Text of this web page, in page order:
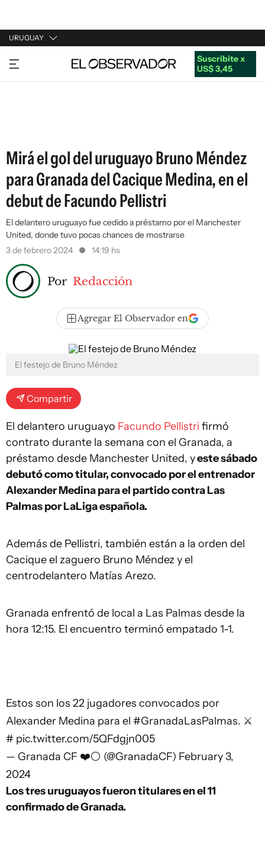
URUGUAY
URUGUAY
ARGENTINA
Suscribite x
US$ 3,45
Mirá el gol del uruguayo Bruno Méndez
para Granada del Cacique Medina, en el
debut de Facundo Pellistri
El delantero uruguayo fue cedido a préstamo por el Manchester
United, donde tuvo pocas chances de mostrarse
3 de febrero 2024
14:19 hs
Por Redacción
Agregar El Observador en
El festejo de Bruno Méndez
Compartir
El delantero uruguayo Facundo Pellistri firmó
contrato durante la semana con el Granada, a
préstamo desde Manchester United, yeste sábado
debutó como titular, convocado por el entrenador
Alexander Medina para el partido contra Las
Palmas por LaLiga española.
Además de Pellistri, también están a la orden del
Cacique el zaguero Bruno Méndez y el
centrodelantero Matías Arezo.
Granada enfrentó de local a Las Palmas desde la
hora 12:15. El encuentro terminó empatado 1-1.
Estos son los 22 jugadores convocados por
Alexander Medina para el #GranadaLasPalmas. ⚔️
# pic.twitter.com/5QFdgjn005
— Granada CF ❤️⚪️ (@GranadaCF) February 3,
2024
Los tres uruguayos fueron titulares en el 11
confirmado de Granada.